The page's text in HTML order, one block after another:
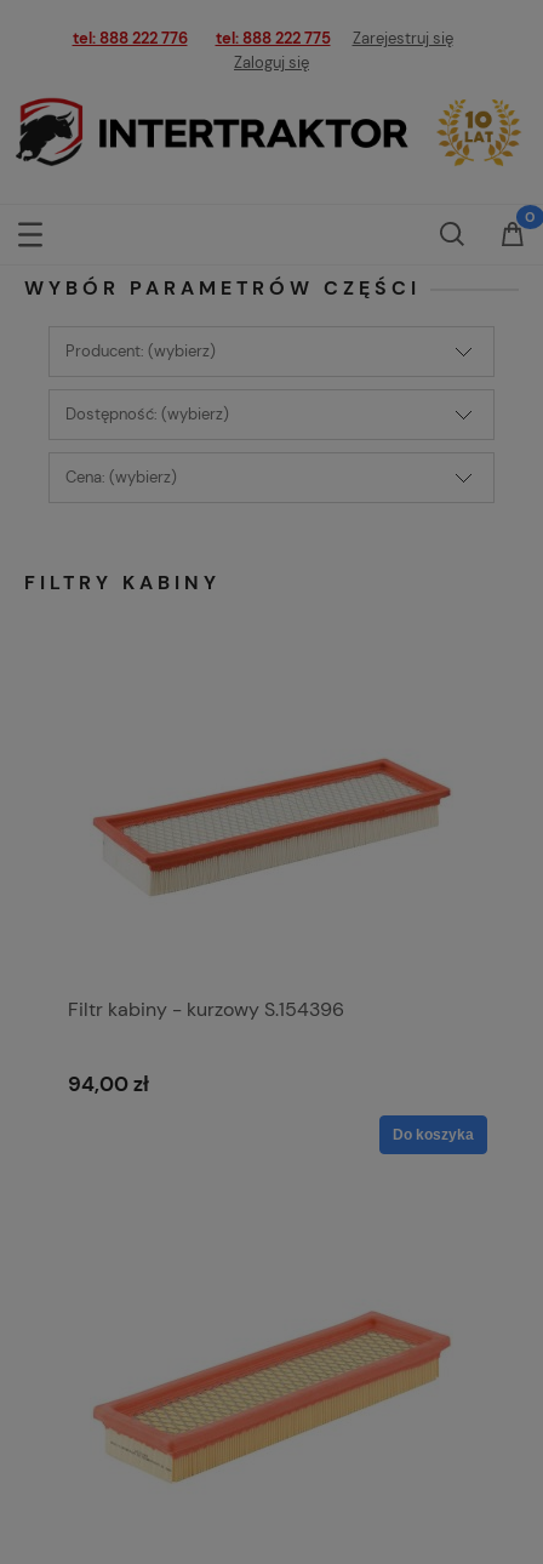
tel: 888 222 776 tel: 888 222 775
Zarejestruj się
Zaloguj się
WYBÓR PARAMETRÓW CZĘŚCI
Producent: (wybierz)
Dostępność: (wybierz)
Cena: (wybierz)
FILTRY KABINY
Filtr kabiny - kurzowy S.154396
94,00 zł
Do koszyka